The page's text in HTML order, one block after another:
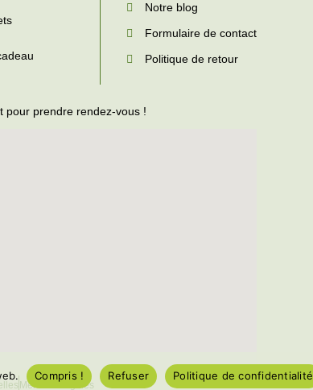
Notre blog
Formulaire de contact
Politique de retour
pour prendre rendez-vous !
Mentions légales
Compris ! Refuser Politique de confidentialité